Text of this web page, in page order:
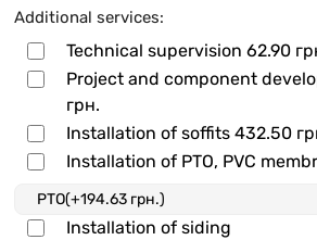
Additional services:
Technical supervision62.90
Project and component
грн.
Installation of soffits432.50
Installation of PTO, PVC
Installation of siding